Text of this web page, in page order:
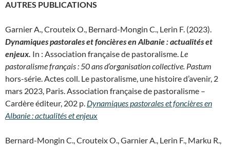
AUTRES PUBLICATIONS
Garnier A., Crouteix O., Bernard-Mongin C., Lerin F. (2023).
Dynamiques pastorales et foncières en Albanie : actualités et
enjeux. In : Association française de pastoralisme. Le
pastoralisme français : 50 ans d’organisation collective. Pastum
hors-série.Actes coll. Le pastoralisme, une histoire d’avenir, 2
mars 2023, Paris. Association française de pastoralisme –
Cardère éditeur, 202 p. Dynamiques pastorales et foncières en
Albanie : actualités et enjeux
Bernard-Mongin C., Crouteix O., Garnier A., Lerin F., Marku R.,